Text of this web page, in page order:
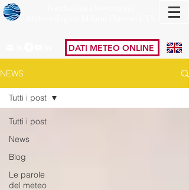
DATI METEO ONLINE
NEWS
Tutti i post
News
Blog
Le parole
del meteo
Tutti i post